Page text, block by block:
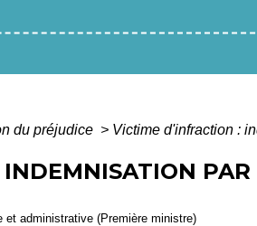
du préjudice > Victime d'infraction :
et administrative (Première ministre)